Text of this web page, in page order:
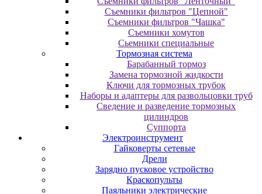
Съемники фильтров "Цепной"
Съемники фильтров "Чашка"
Съемники хомутов
Сьемники специальные
Тормозная система
Барабанный тормоз
Замена тормозной жидкости
Ключи для тормозных трубок
Наборы и адаптеры для развольцовки труб
Сведение и разведение тормозных
цилиндров
Суппорта
Электроинструмент
Гайковерты сетевые
Дрели
Зарядно пусковое устройство
Краскопульты
Паяльники электрические